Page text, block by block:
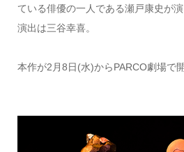
ている俳優の一人である瀬戸康史が演
演出は三谷幸喜。
本作が2月8日(水)からPARCO劇場で